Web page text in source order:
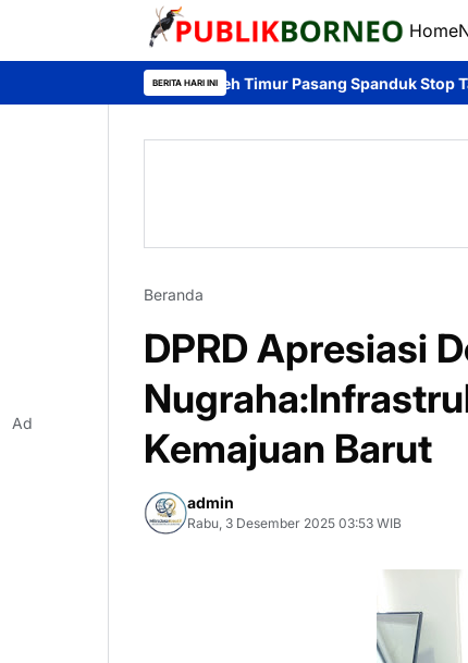
Home
BERITA HARI INI
Polsek Teweh Timur Pasang Spanduk Stop Tambang Ilegal,
Beranda
DPRD Apresiasi
Kemajuan Barut
admin
Rabu, 3 Desember 2025 03:53 WIB
Ad